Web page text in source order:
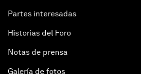
Partes interesadas
Historias del Foro
Notas de prensa
Galería de fotos